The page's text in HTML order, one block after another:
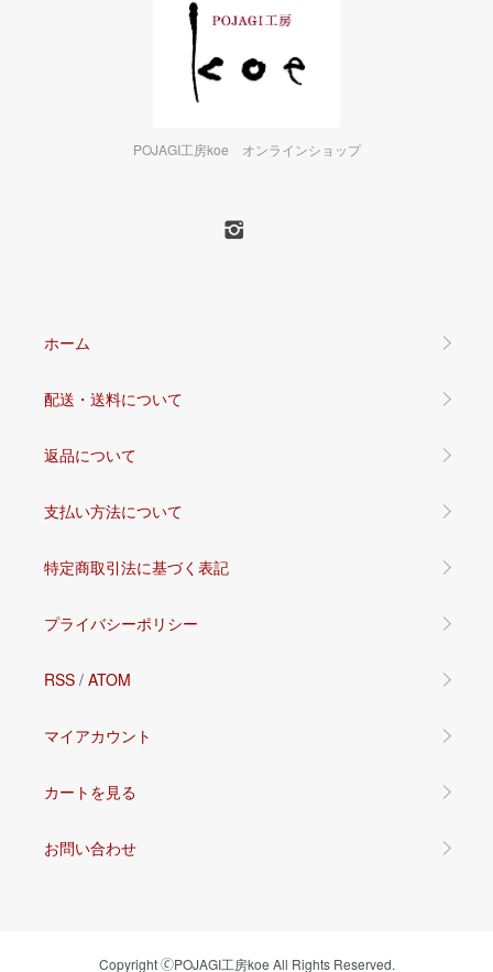
POJAGI工房koe オンラインショップ
ホーム
配送・送料について
返品について
支払い方法について
特定商取引法に基づく表記
プライバシーポリシー
RSS / ATOM
マイアカウント
カートを見る
お問い合わせ
Copyright 🄫POJAGI工房koe All Rights Reserved.